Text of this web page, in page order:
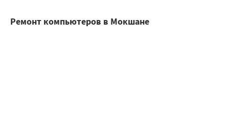
Ремонт компьютеров в Мокшане